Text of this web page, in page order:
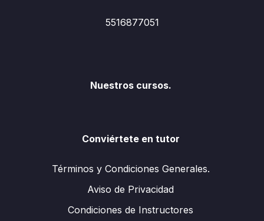
5516877051
Nuestros cursos.
Conviértete en tutor
Términos y Condiciones Generales.
Aviso de Privacidad
Condiciones de Instructores